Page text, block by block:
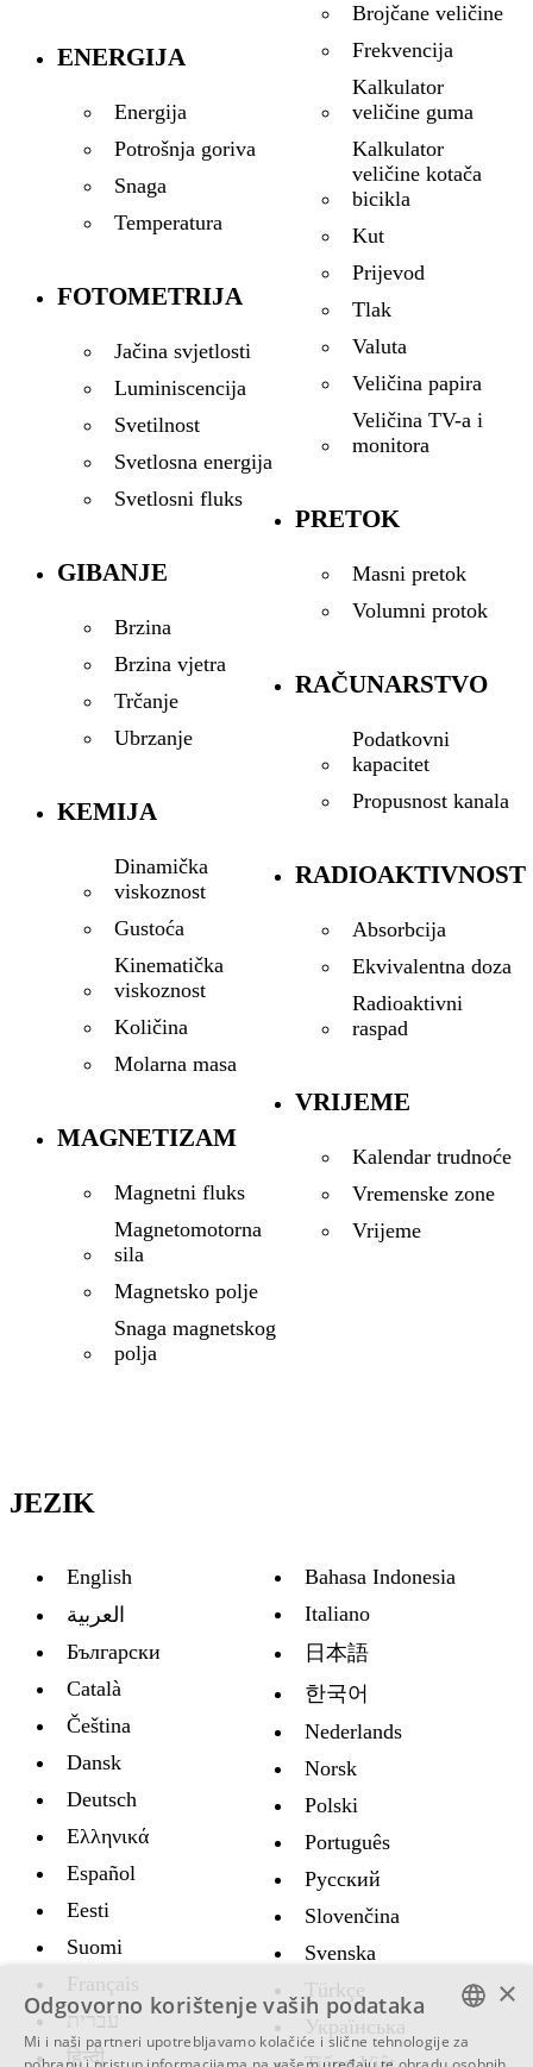
ENERGIJA
Energija
Potrošnja goriva
Snaga
Temperatura
FOTOMETRIJA
Jačina svjetlosti
Luminiscencija
Svetilnost
Svetlosna energija
Svetlosni fluks
GIBANJE
Brzina
Brzina vjetra
Trčanje
Ubrzanje
KEMIJA
Dinamička
viskoznost
Gustoća
Kinematička
viskoznost
Količina
Molarna masa
MAGNETIZAM
Magnetni fluks
Magnetomotorna
sila
Magnetsko polje
Snaga magnetskog
polja
Brojčane veličine
Frekvencija
Kalkulator
veličine guma
Kalkulator
veličine kotača
bicikla
Kut
Prijevod
Tlak
Valuta
Veličina papira
Veličina TV-a i
monitora
PRETOK
Masni pretok
Volumni protok
RAČUNARSTVO
Podatkovni
kapacitet
Propusnost kanala
RADIOAKTIVNOST
Absorbcija
Ekvivalentna doza
Radioaktivni
raspad
VRIJEME
Kalendar trudnoće
Vremenske zone
Vrijeme
JEZIK
English
العربية
Български
Català
Čeština
Dansk
Deutsch
Ελληνικά
Español
Eesti
Suomi
Français
עברית
हिन्दी
Bahasa Indonesia
Italiano
日本語
한국어
Nederlands
Norsk
Polski
Português
Русский
Slovenčina
Svenska
Türkçe
Украïнська
ENGLISH
×
Odgovorno korištenje vaših podataka
Mi i naši partneri upotrebljavamo kolačiće i slične tehnologije za